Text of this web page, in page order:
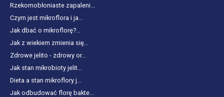
Rzekomobłoniaste zapaleni...
Czym jest mikroflora i ja...
Jak dbać o mikroflorę?...
Jak z wiekiem zmienia się...
Zdrowe jelito - zdrowy or...
Jak stan mikrobioty jelit...
Dieta a stan mikroflory j...
Jak odbudować florę bakte...